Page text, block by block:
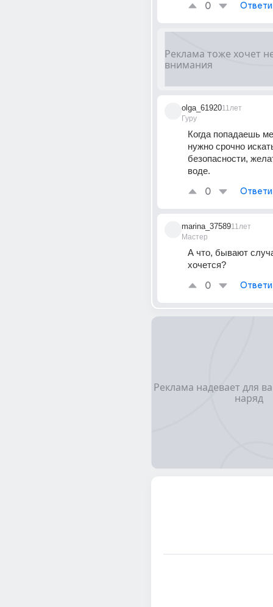
0
olga_61920
Гуру
11лет
Когда попадаешь
нужно срочно
безопасности,
воде.
0
marina_37589
Мастер
11лет
А что, бывают
хочется?
0